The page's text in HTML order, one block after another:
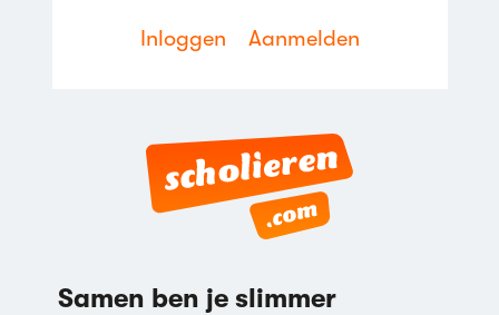
Inloggen Aanmelden
Samen ben je slimmer